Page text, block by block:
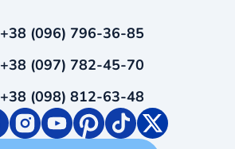
+38 (096) 796-36-85
+38 (097) 782-45-70
+38 (098) 812-63-48